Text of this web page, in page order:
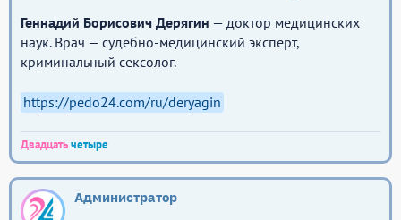
Геннадий Борисович Дерягин — доктор медицинских
наук. Врач — судебно-медицинский эксперт,
криминальный сексолог.
https://pedo24.com/ru/deryagin
Двадцатьчетыре
Администратор